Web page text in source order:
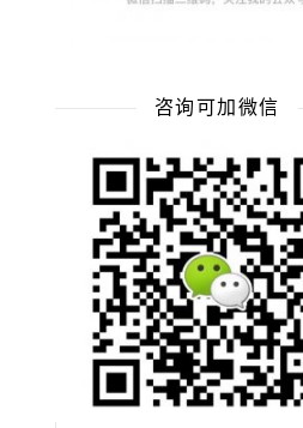
咨询可加微信